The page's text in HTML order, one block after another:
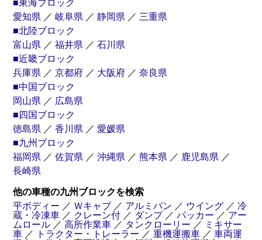
■東海ブロック
愛知県 ／ 岐阜県 ／ 静岡県 ／ 三重県
■北陸ブロック
富山県 ／ 福井県 ／ 石川県
■近畿ブロック
兵庫県 ／ 京都府 ／ 大阪府 ／ 奈良県
■中国ブロック
岡山県 ／ 広島県
■四国ブロック
徳島県 ／ 香川県 ／ 愛媛県
■九州ブロック
福岡県 ／ 佐賀県 ／ 沖縄県 ／ 熊本県 ／ 鹿児島県 ／
長崎県
他の車種の九州ブロックを検索
平ボディー ／ Ｗキャブ ／ アルミバン ／ ウイング ／ 冷
蔵・冷凍車 ／ クレーン付 ／ ダンプ ／ パッカー ／ アー
ムロール ／ 高所作業車 ／ タンクローリー ／ ミキサー
車 ／ トラクター・トレーラー ／ 重機運搬車 ／ 車両運